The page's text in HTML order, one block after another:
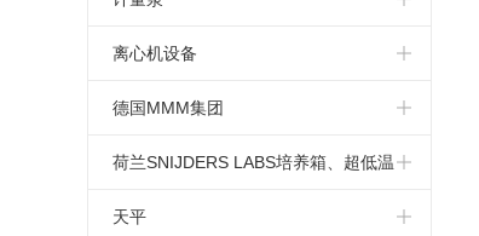
喷雾干燥机
手动泵
实验室泵
桶泵和容器泵
离心泵
摇床
磁力搅拌器
旋转管式炉
油浴
离心机设备
德国MMM集团
德国MMM集团箱体
荷兰SNIJDERS LABS培养箱、超低温
冰箱
卧式超低温冰箱 -86℃
天平